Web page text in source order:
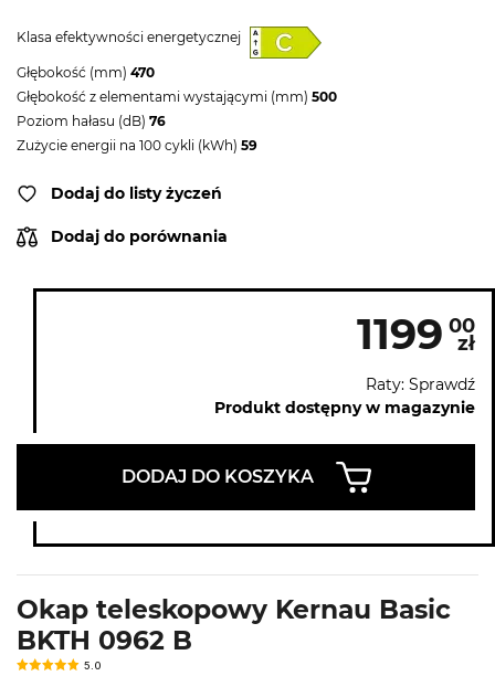
Klasa efektywności energetycznej
Głębokość (mm) 470
Głębokość z elementami wystającymi (mm) 500
Poziom hałasu (dB) 76
Zużycie energii na 100 cykli (kWh) 59
Dodaj do listy życzeń
Dodaj do porównania
1199 00
zł
Raty: Sprawdź
Produkt dostępny w magazynie
DODAJ DO KOSZYKA
Okap teleskopowy Kernau Basic
BKTH 0962 B
5.0